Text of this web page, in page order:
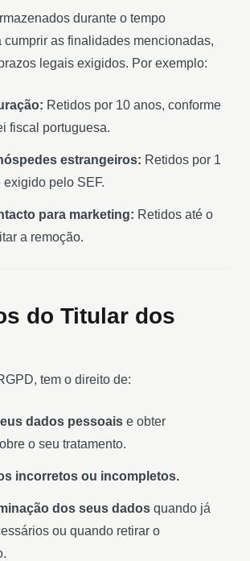
durante o tempo
cumprir as finalidades mencionadas,
legais exigidos. Por exemplo:
Retidos por 10 anos, conforme
fiscal portuguesa.
estrangeiros: Retidos por 1
exigido pelo SEF.
para marketing: Retidos até o
a remoção.
do Titular dos
tem o direito de:
dados pessoais e obter
o seu tratamento.
incorretos ou incompletos.
dos seus dados quando já
ou quando retirar o